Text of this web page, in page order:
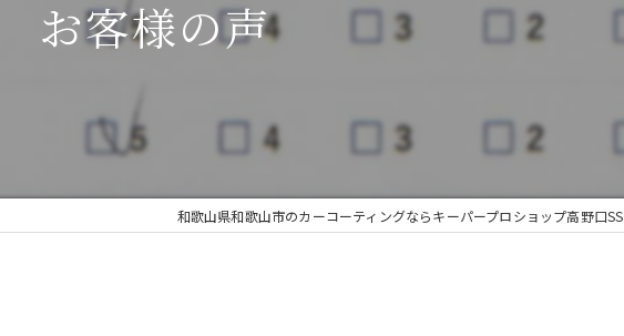
専門店
お客様の声
和歌山県和歌山市のカーコーティングならキーパープロショップ高野口SS